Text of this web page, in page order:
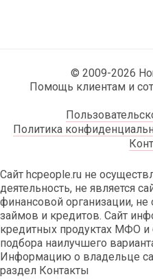
© 2009-2026
Помощь клиентам и
Политика
Сайт hcpeople.ru не
деятельность, не является
финансовой организации,
займов и кредитов. Сайт
кредитных продуктах МФО
подбора наилучшего
Информацию о владельце
раздел Контакты